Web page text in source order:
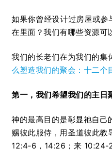
如果你曾经设计过房屋或
在里面？我们有哪些资源可
我们的长老们在为我们的集
么塑造我们的聚会：十二个
第一，我们希望我们的主日
神的最高目的是彰显祂自己
赐彼此服侍，用圣道彼此
12:4-6，14:26；来 10:24-